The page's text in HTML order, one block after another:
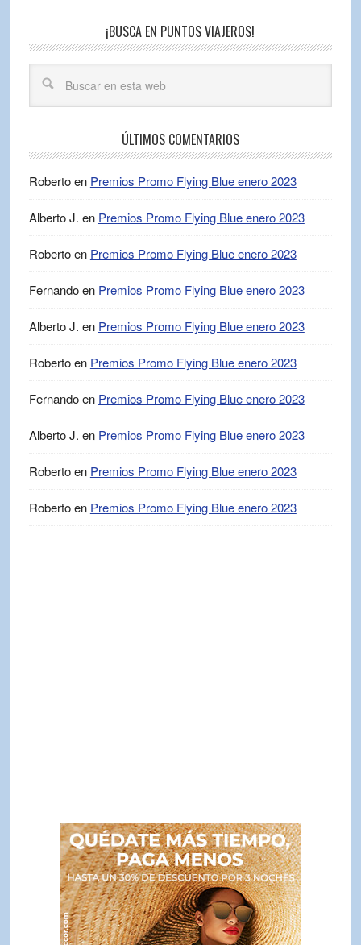
¡BUSCA EN PUNTOS VIAJEROS!
ÚLTIMOS COMENTARIOS
Robertoen Premios Promo Flying Blue enero 2023
Alberto J. en Premios Promo Flying Blue enero 2023
Robertoen Premios Promo Flying Blue enero 2023
Fernandoen Premios Promo Flying Blue enero 2023
Alberto J. en Premios Promo Flying Blue enero 2023
Robertoen Premios Promo Flying Blue enero 2023
Fernandoen Premios Promo Flying Blue enero 2023
Alberto J. en Premios Promo Flying Blue enero 2023
Robertoen Premios Promo Flying Blue enero 2023
Robertoen Premios Promo Flying Blue enero 2023